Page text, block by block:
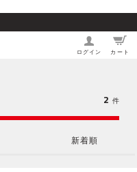
ログイン カート
新着順
2 件